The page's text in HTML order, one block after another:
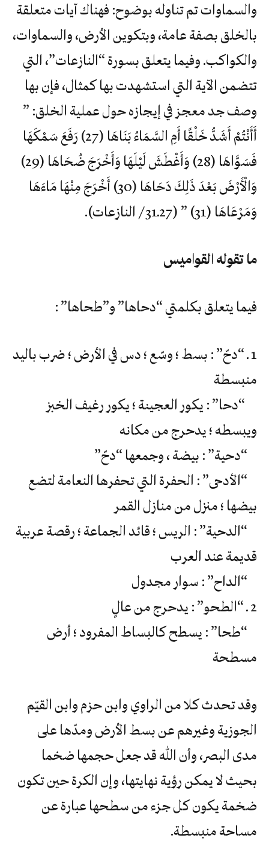
والسماوات تم تناوله بوضوح: فهناك آيات متعلقة
بالخلق بصفة عامة، وبتكوين الأرض، والسماوات،
والكواكب. وفيما يتعلق بسورة “النازعات”، التي
تتضمن الآية التي استشهدت بها كمثال، فإن بها
وصف جد معجز في إيجازه حول عملية الخلق: ”
أَأَنْتُمْ أَشَدُّ خَلْقًا أَمِ السَّمَاءُ بَنَاهَا (27) رَفَعَ سَمْكَهَا
فَسَوَّاهَا (28) وَأَغْطَشَ لَيْلَهَا وَأَخْرَجَ ضُحَاهَا (29)
وَالْأَرْضَ بَعْدَ ذَلِكَ دَحَاهَا (30) أَخْرَجَ مِنْهَا مَاءَهَا
وَمَرْعَاهَا (31) ” (27ـ31 / النازعات).
ما تقوله القواميس
فيما يتعلق بكلمتي “دحاها” و”طحاها” :
1 ـ “دحّ” : بسط ؛ وسّع ؛ دس في الأرض ؛ ضرب باليد
منبسطة
“دحا” : يكور العجينة ؛ يكور رغيف الخبز
ويبسطه ؛ يدحرج من مكانه
“دحية” : بيضة ، وجمعها “دحّ”
“الأدحى” : الحفرة التي تحفرها النعامة لتضع
بيضها ؛ منزل من منازل القمر
“الدحية” : الريس ؛ قائد الجماعة ؛ رقصة عربية
قديمة عند العرب
“الداح” : سوار مجدول
2 ـ “الطحو” : يدحرج من عالٍ
“طحا” : يسطح كالبساط المفرود ؛ أرض
مسطحة
وقد تحدث كلا من الراوي وابن حزم وابن القيّم
الجوزية وغيرهم عن بسط الأرض ومدّها على
مدى البصر، وأن الله قد جعل حجمها ضخما
بحيث لا يمكن رؤية نهايتها، وإن الكرة حين تكون
ضخمة يكون كل جزء من سطحها عبارة عن
مساحة منبسطة.